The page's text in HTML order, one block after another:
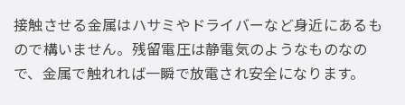
接触させる金属はハサミやドライバーなど身近にあるも
ので構いません。残留電圧は静電気のようなものなの
で、金属で触れれば一瞬で放電され安全になります。